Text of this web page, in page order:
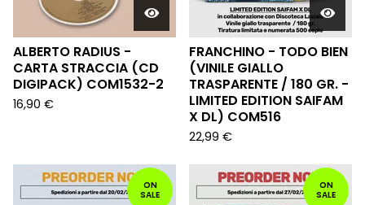
ALBERTO RADIUS -
CARTA STRACCIA (CD
DIGIPACK) COM1532-2
16,90 €
FRANCHINO - TODO BIEN
(VINILE GIALLO
TRASPARENTE / 180 GR. -
LIMITED EDITION SAIFAM
X DL) COM516
22,99 €
ON
SALE
ON
SALE